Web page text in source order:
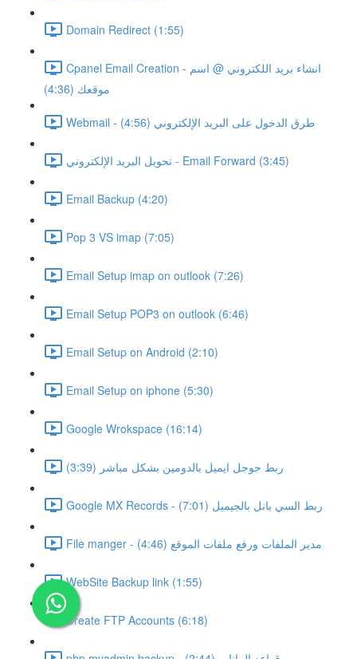
Domain Redirect (1:55)
Cpanel Email Creation - انشاء بريد اللكتروني @ اسم
موقعك (4:36)
Webmail - طرق الدخول على البريد الإلكتروني (4:56)
تحويل البريد الإلكتروني - Email Forward (3:45)
Email Backup (4:20)
Pop 3 VS imap (7:05)
Email Setup imap on outlook (7:26)
Email Setup POP3 on outlook (6:46)
Email Setup on Android (2:10)
Email Setup on iphone (5:30)
Google Wrokspace (16:14)
ربط جوجل ايميل بالدومين بشكل مباشر (3:39)
Google MX Records - ربط السي بانل بالجيميل (7:01)
File manger - مدير الملفات ورفع ملفات الموقع (4:46)
WebSite Backup link (1:55)
Create FTP Accounts (6:18)